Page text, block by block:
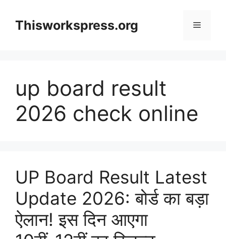
contentThisworkspress.org Menu
up board result
2026 check online
UP Board Result Latest
Update 2026: बोर्ड का बड़ा
ऐलान! इस दिन आएगा